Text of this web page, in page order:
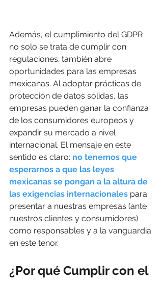
Además, el cumplimiento del GDPR
no solo se trata de cumplir con
regulaciones; también abre
oportunidades para las empresas
mexicanas. Al adoptar prácticas de
protección de datos sólidas, las
empresas pueden ganar la confianza
de los consumidores europeos y
expandir su mercado a nivel
internacional. El mensaje en este
sentido es claro: no tenemos que
esperarnos a que las leyes
mexicanas se pongan a la altura de
las exigencias internacionales para
presentar a nuestras empresas (ante
nuestros clientes y consumidores)
como responsables y a la vanguardia
en este tenor.
¿Por qué Cumplir con el